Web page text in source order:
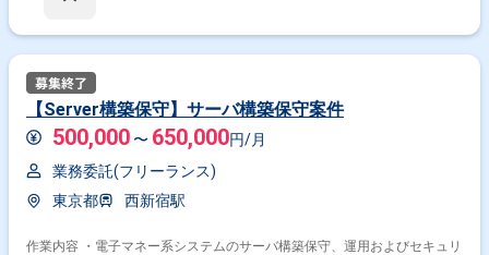
【Server構築保守】サーバ構築保守案件
500,000 〜 650,000円/月
業務委託(フリーランス)
東京都
西新宿駅
作業内容 ・電子マネー系システムのサーバ構築保守、運用およびセキュリ